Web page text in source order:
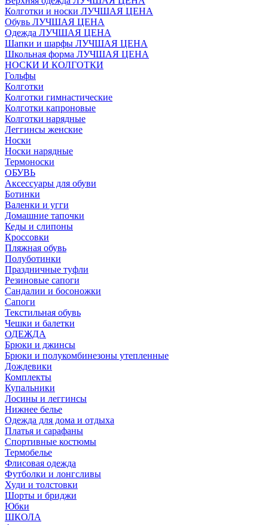
Колготки и носки ЛУЧШАЯ ЦЕНА
Обувь ЛУЧШАЯ ЦЕНА
Одежда ЛУЧШАЯ ЦЕНА
Шапки и шарфы ЛУЧШАЯ ЦЕНА
Школьная форма ЛУЧШАЯ ЦЕНА
НОСКИ И КОЛГОТКИ
Гольфы
Колготки
Колготки гимнастические
Колготки капроновые
Колготки нарядные
Леггинсы женские
Носки
Носки нарядные
Термоноски
ОБУВЬ
Аксессуары для обуви
Ботинки
Валенки и угги
Домашние тапочки
Кеды и слипоны
Кроссовки
Пляжная обувь
Полуботинки
Праздничные туфли
Резиновые сапоги
Сандалии и босоножки
Сапоги
Текстильная обувь
Чешки и балетки
ОДЕЖДА
Брюки и джинсы
Брюки и полукомбинезоны утепленные
Дождевики
Комплекты
Купальники
Лосины и леггинсы
Нижнее белье
Одежда для дома и отдыха
Платья и сарафаны
Спортивные костюмы
Термобелье
Флисовая одежда
Футболки и лонгсливы
Худи и толстовки
Шорты и бриджи
Юбки
ШКОЛА